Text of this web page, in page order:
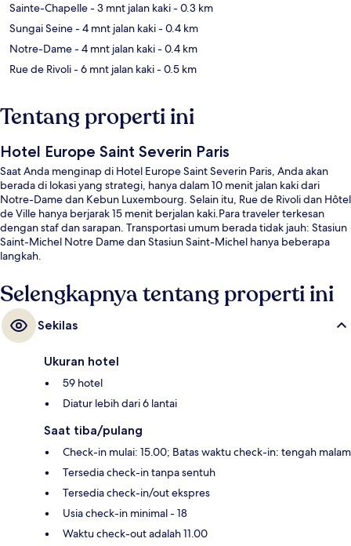
Sainte-Chapelle- 3 mnt jalan kaki- 0.3 km
Sungai Seine- 4 mnt jalan kaki- 0.4 km
Notre-Dame- 4 mnt jalan kaki- 0.4 km
Rue de Rivoli- 6 mnt jalan kaki- 0.5 km
Tentang properti ini
Hotel Europe Saint Severin Paris
Saat Anda menginap di Hotel Europe Saint Severin Paris, Anda akan
berada di lokasi yang strategi, hanya dalam 10 menit jalan kaki dari
Notre-Dame dan Kebun Luxembourg. Selain itu, Rue de Rivoli dan Hôtel
de Ville hanya berjarak 15 menit berjalan kaki.Para traveler terkesan
dengan staf dan sarapan. Transportasi umum berada tidak jauh: Stasiun
Saint-Michel Notre Dame dan Stasiun Saint-Michel hanya beberapa
langkah.
Selengkapnya tentang properti ini
Sekilas
Ukuran hotel
59 hotel
Diatur lebih dari 6 lantai
Saat tiba/pulang
Check-in mulai: 15.00; Batas waktu check-in: tengah malam
Tersedia check-in tanpa sentuh
Tersedia check-in/out ekspres
Usia check-in minimal - 18
Waktu check-out adalah 11.00